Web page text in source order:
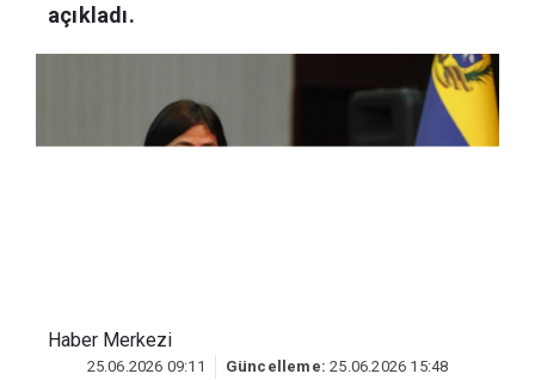
ardından olağanüstü hal ilan edildiğini
Haber Merkezi